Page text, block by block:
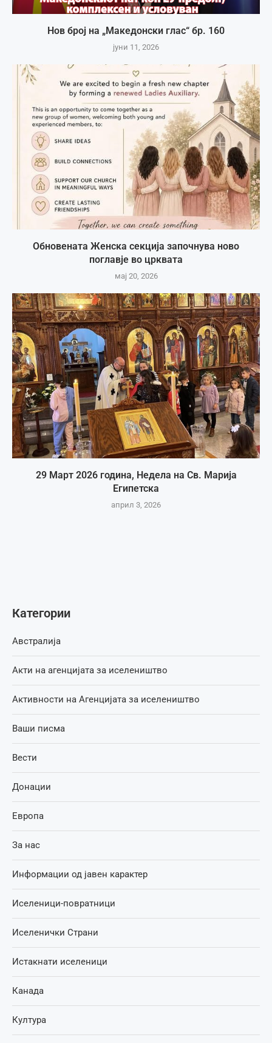
Нов број на „Македонски глас“ бр. 160
јуни 11, 2026
Обновената Женска секција започнува ново
поглавје во црквата
мај 20, 2026
29 Март 2026 година, Недела на Св. Марија
Египетска
април 3, 2026
Категории
Австралија
Акти на агенцијата за иселеништво
Активности на Агенцијата за иселеништво
Ваши писма
Вести
Донации
Европа
За нас
Информации од јавен карактер
Иселеници-повратници
Иселенички Страни
Истакнати иселеници
Канада
Култура